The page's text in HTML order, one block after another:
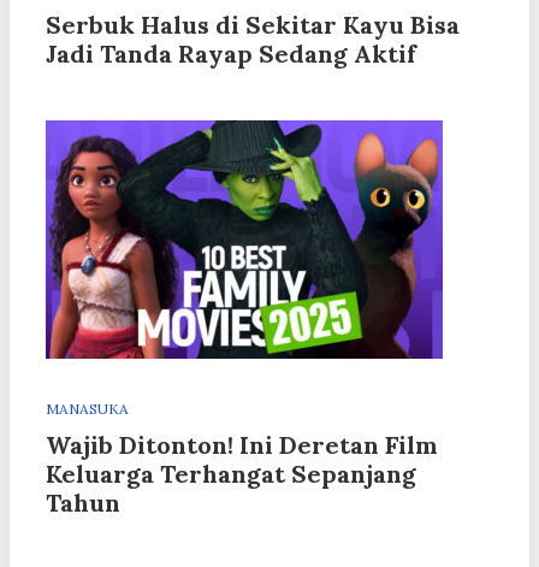
Serbuk Halus di Sekitar Kayu Bisa
Jadi Tanda Rayap Sedang Aktif
MANASUKA
Wajib Ditonton! Ini Deretan Film
Keluarga Terhangat Sepanjang
Tahun